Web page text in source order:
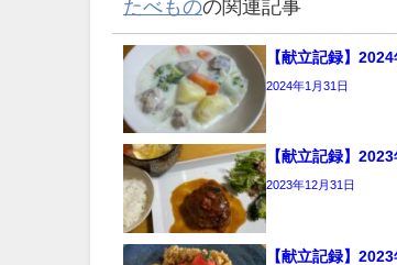
たべものの関連記事
【献立記録】2024
2024年1月31日
【献立記録】2023
2023年12月31日
【献立記録】2023